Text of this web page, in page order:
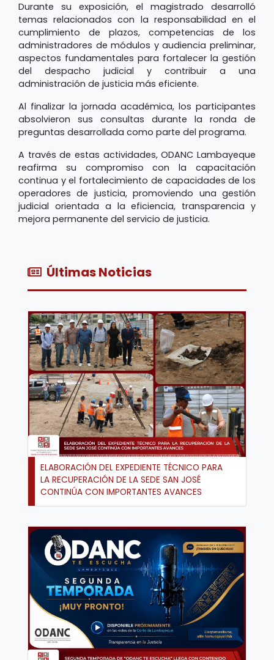
Durante su exposición, el magistrado desarrolló
temas relacionados con la responsabilidad en el
cumplimiento de plazos, competencias de los
administradores de módulos y audiencia preliminar,
aspectos fundamentales para fortalecer la gestión
del despacho judicial y contribuir a una
administración de justicia más eficiente.
Al finalizar la jornada académica, los participantes
absolvieron sus consultas durante la ronda de
preguntas desarrollada como parte del programa.
A través de estas actividades, ODANC Lambayeque
reafirma su compromiso con la capacitación
continua y el fortalecimiento de capacidades de los
operadores de justicia, promoviendo una gestión
judicial orientada a la eficiencia, transparencia y
mejora permanente del servicio de justicia.
Últimas Noticias
ELABORACIÓN DEL EXPEDIENTE TÉCNICO PARA
LA RECUPERACIÓN DE LA SEDE SAN JOSÉ
CONTINÚA CON IMPORTANTES AVANCES